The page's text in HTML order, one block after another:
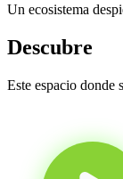
Un ecosistema
Descubre
Este espacio donde